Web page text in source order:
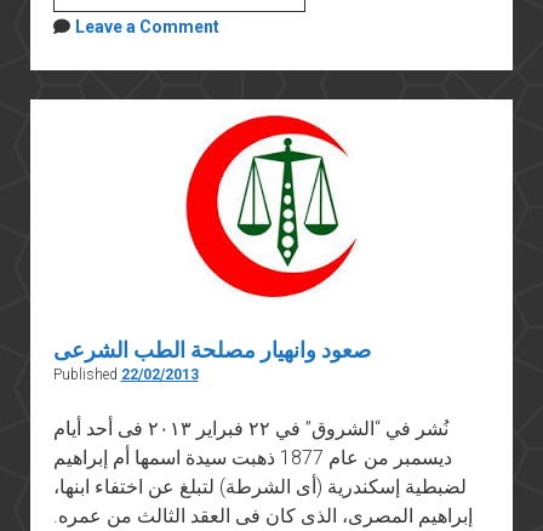
التشريح
جامعة
بولونيا
Leave a Comment
صعود وانهيار مصلحة الطب الشرعى
Published 22/02/2013
نُشر في “الشروق” في ٢٢ فبراير ٢٠١٣ فى أحد أيام
ديسمبر من عام 1877 ذهبت سيدة اسمها أم إبراهيم
لضبطية إسكندرية (أى الشرطة) لتبلغ عن اختفاء ابنها،
إبراهيم المصرى، الذى كان فى العقد الثالث من عمره.